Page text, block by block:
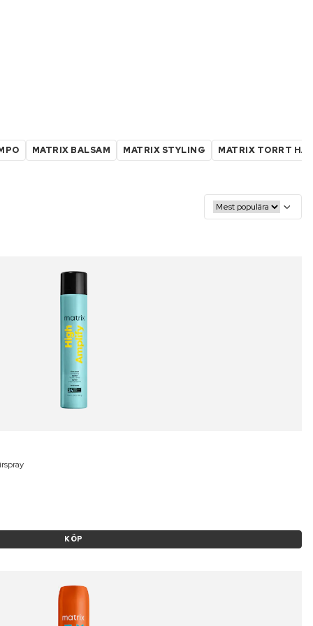
MATRIX BALSAM MATRIX STYLING MATRIX TORRT
KÖP